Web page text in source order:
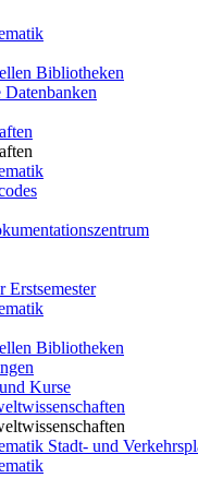
Bibliotheken
Erstsemester
Bibliotheken
Kurse
Stadt- und